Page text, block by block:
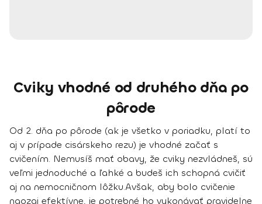
Cviky vhodné od druhého dňa po
pôrode
Od 2. dňa po pôrode (ak je všetko v poriadku, platí to
aj v prípade cisárskeho rezu) je vhodné začať s
cvičením. Nemusíš mať obavy, že cviky nezvládneš, sú
veľmi jednoduché a ľahké a budeš ich schopná cvičiť
aj na nemocničnom lôžku.Avšak, aby bolo cvičenie
naozaj efektívne, je potrebné ho vykonávať pravidelne